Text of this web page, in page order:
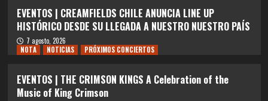
EVENTOS | CREAMFIELDS CHILE ANUNCIA LINE UP
HISTÓRICO DESDE SU LLEGADA A NUESTRO NUESTRO PAÍS
7 agosto, 2026
NOTA
NOTICIAS PRÓXIMOS CONCIERTOS
EVENTOS | THE CRIMSON KINGS A Celebration of the
Music of King Crimson